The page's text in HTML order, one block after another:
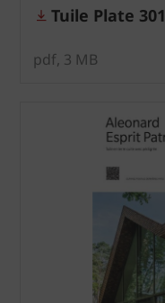
Tuile Plate 301
pdf, 3 MB